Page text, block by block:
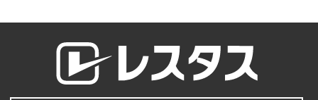
熊本県S社様
ぺんてる ビクーニャフィール1000枚